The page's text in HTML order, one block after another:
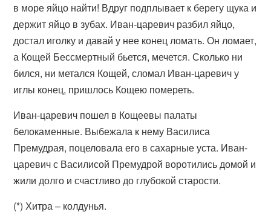
в море яйцо найти! Вдруг подплывает к берегу щука и
держит яйцо в зубах. Иван-царевич разбил яйцо,
достал иголку и давай у нее конец ломать. Он ломает,
а Кощей Бессмертный бьется, мечется. Сколько ни
бился, ни метался Кощей, сломал Иван-царевич у
иглы конец, пришлось Кощею помереть.
Иван-царевич пошел в Кощеевы палаты
белокаменные. Выбежала к нему Василиса
Премудрая, поцеловала его в сахарные уста. Иван-
царевич с Василисой Премудрой воротились домой и
жили долго и счастливо до глубокой старости.
(*) Хитра – колдунья.